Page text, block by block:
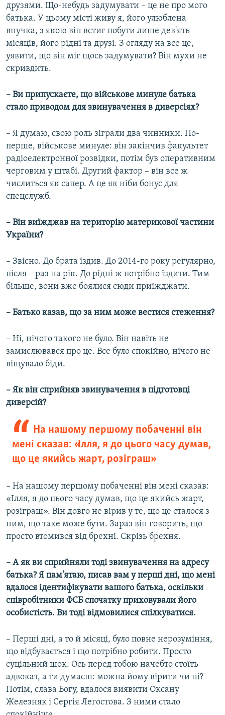
друзями. Що-небудь задумувати – це не про мого
батька. У цьому місті живу я, його улюблена
внучка, з якою він встиг побути лише дев'ять
місяців, його рідні та друзі. З огляду на все це,
уявити, що він міг щось задумувати? Він мухи не
скривдить.
– Ви припускаєте, що військове минуле батька
стало приводом для звинувачення в диверсіях?
– Я думаю, свою роль зіграли два чинники. По-
перше, військове минуле: він закінчив факультет
радіоелектронної розвідки, потім був оперативним
черговим у штабі. Другий фактор – він все ж
числиться як сапер. А це як ніби бонус для
спецслужб.
– Він виїжджав на територію материкової частини
України?
– Звісно. До брата їздив. До 2014-го року регулярно,
після – раз на рік. До рідні ж потрібно їздити. Тим
більше, вони вже боялися сюди приїжджати.
– Батько казав, що за ним може вестися стеження?
– Ні, нічого такого не було. Він навіть не
замислювався про це. Все було спокійно, нічого не
віщувало біди.
– Як він сприйняв звинувачення в підготовці
диверсій?
На нашому першому побаченні він
мені сказав: «Ілля, я до цього часу думав,
що це якийсь жарт, розіграш»
– На нашому першому побаченні він мені сказав:
«Ілля, я до цього часу думав, що це якийсь жарт,
розіграш». Він довго не вірив у те, що це сталося з
ним, що таке може бути. Зараз він говорить, що
просто втомився від брехні. Скрізь брехня.
– А як ви сприйняли тоді звинувачення на адресу
батька? Я пам'ятаю, писав вам у перші дні, що мені
вдалося ідентифікувати вашого батька, оскільки
співробітники ФСБ спочатку приховували його
особистість. Ви тоді відмовилися спілкуватися.
– Перші дні, а то й місяці, було повне нерозуміння,
що відбувається і що потрібно робити. Просто
суцільний шок. Ось перед тобою начебто стоїть
адвокат, а ти думаєш: можна йому вірити чи ні?
Потім, слава Богу, вдалося виявити Оксану
Железняк і Сергія Легостова. З ними стало